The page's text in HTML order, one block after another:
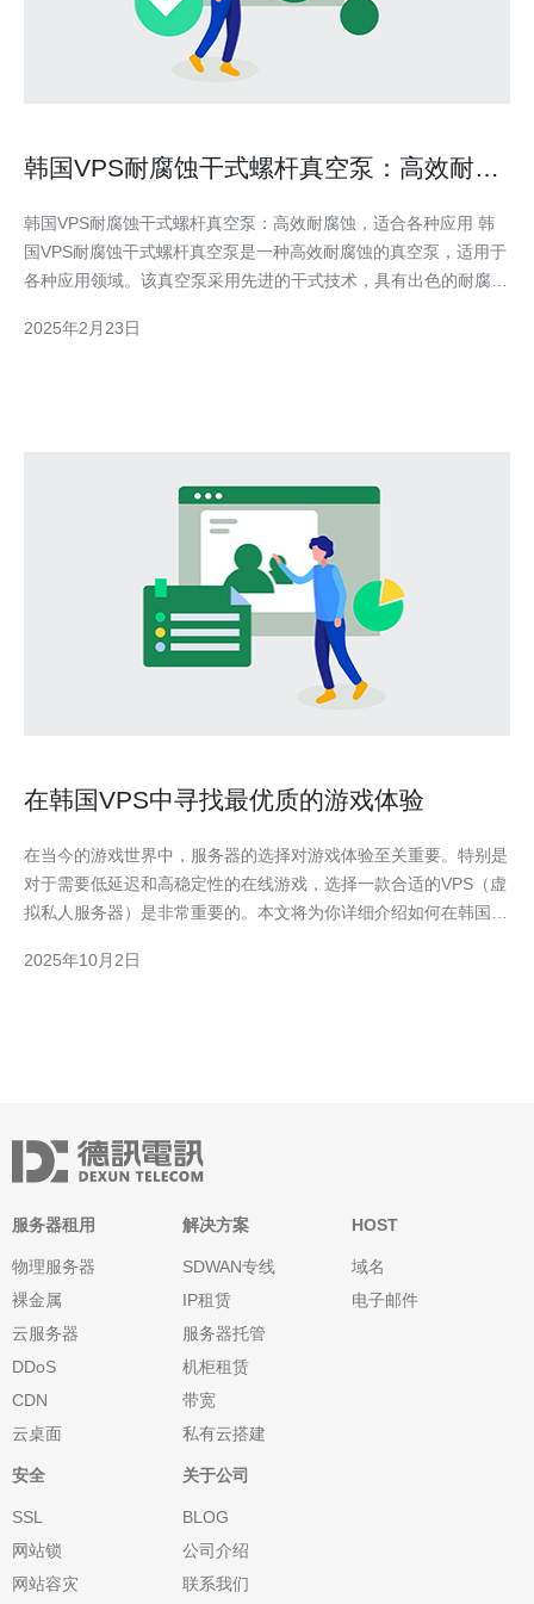
韩国VPS耐腐蚀干式螺杆真空泵：高效耐腐
韩国VPS耐腐蚀干式螺杆真空泵：高效耐腐蚀，适合各种应用 韩
国VPS耐腐蚀干式螺杆真空泵是一种高效耐腐蚀的真空泵，适用于
各种应用领域。该真空泵采用先进的干式技术，具有出色的耐腐蚀
韩国VPS耐腐蚀干式螺杆真空泵具有以下特点： 高效耐腐蚀：该
2025年2月23日
在韩国VPS中寻找最优质的游戏体验
在当今的游戏世界中，服务器的选择对游戏体验至关重要。特别是
对于需要低延迟和高稳定性的在线游戏，选择一款合适的VPS（虚
拟私人服务器）是非常重要的。本文将为你详细介绍如何在韩国
首先，我们将从了解VPS的基本概念开始，帮助你更好地选择合适
2025年10月2日
服务器租用
物理服务器
裸金属
云服务器
DDoS
CDN
云桌面
解决方案
SDWAN专线
IP租赁
服务器托管
机柜租赁
带宽
私有云搭建
HOST
域名
电子邮件
安全
SSL
网站锁
网站容灾
关于公司
BLOG
公司介绍
联系我们